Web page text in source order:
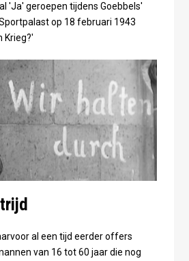
'Ja' geroepen tijdens Goebbels'
op 18 februari 1943
Krieg?'
al een tijd eerder offers
van 16 tot 60 jaar die nog